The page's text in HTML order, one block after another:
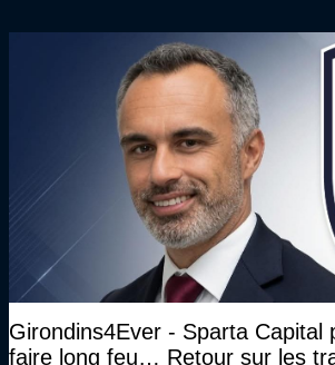
Girondins4Ever - Sparta Capital
faire long feu… Retour sur les